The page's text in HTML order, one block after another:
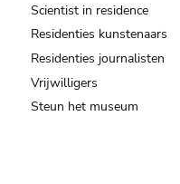
Scientist in residence
Residenties kunstenaars
Residenties journalisten
Vrijwilligers
Steun het museum